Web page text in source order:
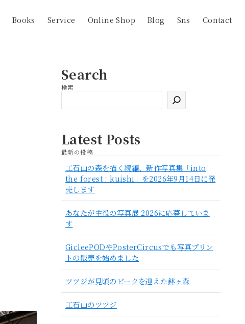
Books Service Online Shop Blog Sns Contact
Search
検索
索
Latest Posts
最新の投稿
工石山の森を描く続編、新作写真集「into
the forest : kuishi」を2026年9月14日に発
売します
あなたが主役の写真展 2026に応募していま
す
GicleePODやPosterCircusでも写真プリン
トの販売を始めました
ツツジが見頃のピークを迎えた鉢ヶ森
工石山のツツジ